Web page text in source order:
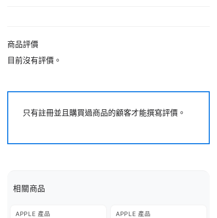
商品評價
目前沒有評價。
只有註冊並且購買過商品的顧客才能撰寫評價。
相關商品
APPLE 產品 APPLE 產品